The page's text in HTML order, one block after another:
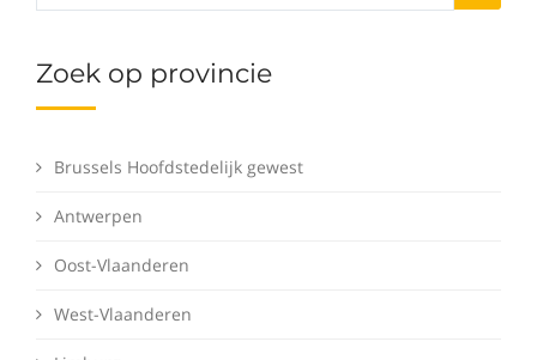
Zoek op provincie
Brussels Hoofdstedelijk gewest
Antwerpen
Oost-Vlaanderen
West-Vlaanderen